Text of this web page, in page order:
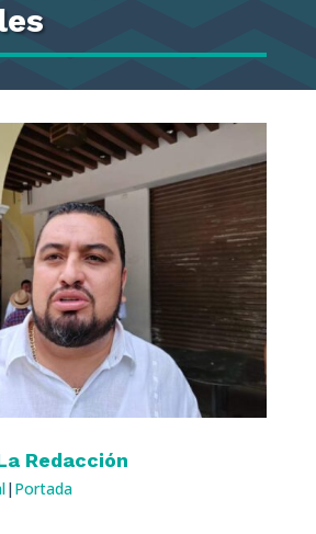
Redacción
| Portada